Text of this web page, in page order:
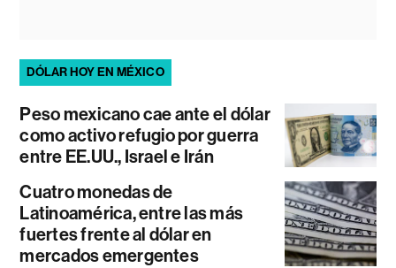
DÓLAR HOY EN MÉXICO
Peso mexicano cae ante el dólar
como activo refugio por guerra
entre EE.UU., Israel e Irán
Cuatro monedas de
Latinoamérica, entre las más
fuertes frente al dólar en
mercados emergentes